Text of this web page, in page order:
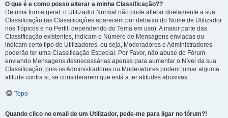
O que é e como posso alterar a minha Classificação??
De uma forma geral, o Utilizador Normal não pode alterar diretamente a sua
Classificação (as Classificações aparecem por debaixo do Nome de Utilizador
nos Tópicos e no Perfil, dependendo do Tema em uso). A maior parte das
Classificação existentes, indicam o Número de Mensagens enviadas ou
indicam certo tipo de Utilizadores, ou seja, Moderadores e Administradores
poderão ter uma Classificação Especial. Por Favor, não abuse do Fórum
enviando Mensagens desnecessárias apenas para aumentar o Nível da sua
Classificação, pois os Administradores ou Moderadores podem tomar alguma
atitude contra si, se considerarem que está a ter atitudes abusivas.
Topo
Quando clico no email de um Utilizador, pede-me para ligar no fórum?!